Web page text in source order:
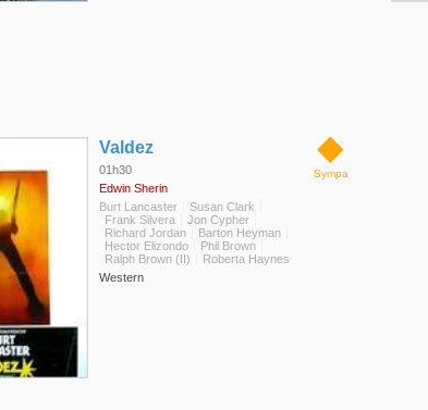
◆
Sympa
Valdez
01h30
Edwin Sherin
Burt Lancaster
Susan Clark
Frank Silvera
Jon Cypher
Richard Jordan
Barton Heyman
Hector Elizondo
Phil Brown
Ralph Brown (II)
Roberta Haynes
Western